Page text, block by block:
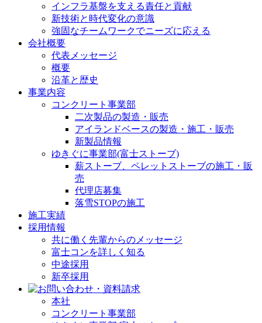
インフラ基盤を支える責任と貢献
新技術と時代変化の意識
強固なチームワークでニーズに応える
会社概要
代表メッセージ
概要
沿革と歴史
事業内容
コンクリート事業部
二次製品の製造・販売
アイランドベースの製造・施工・販売
新製品情報
ゆきぐに事業部(富士ストーブ)
薪ストーブ、ペレットストーブの施工・販
売
代理店募集
落雪STOPの施工
施工実績
採用情報
共に働く先輩からのメッセージ
富士コンを詳しく知る
中途採用
新卒採用
本社
コンクリート事業部